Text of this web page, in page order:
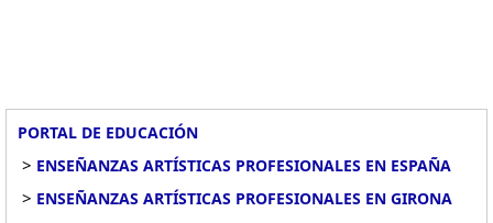
PORTAL DE EDUCACIÓN
> ENSEÑANZAS ARTÍSTICAS PROFESIONALES EN ESPAÑA
> ENSEÑANZAS ARTÍSTICAS PROFESIONALES EN GIRONA